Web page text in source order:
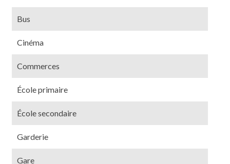
Bus
Cinéma
Commerces
École primaire
École secondaire
Garderie
Gare